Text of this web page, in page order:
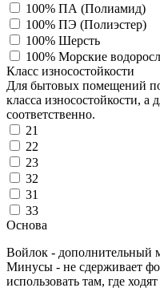
100% ПА (Полиамид)
100% ПЭ (Полиэстер)
100% Шерсть
100% Морские
Класс износостойкости
Для бытовых помещений
класса износостойкости, а
соответственно.
21
22
23
32
31
33
Основа
Войлок - дополнительный
Минусы - не сдерживает
использовать там, где